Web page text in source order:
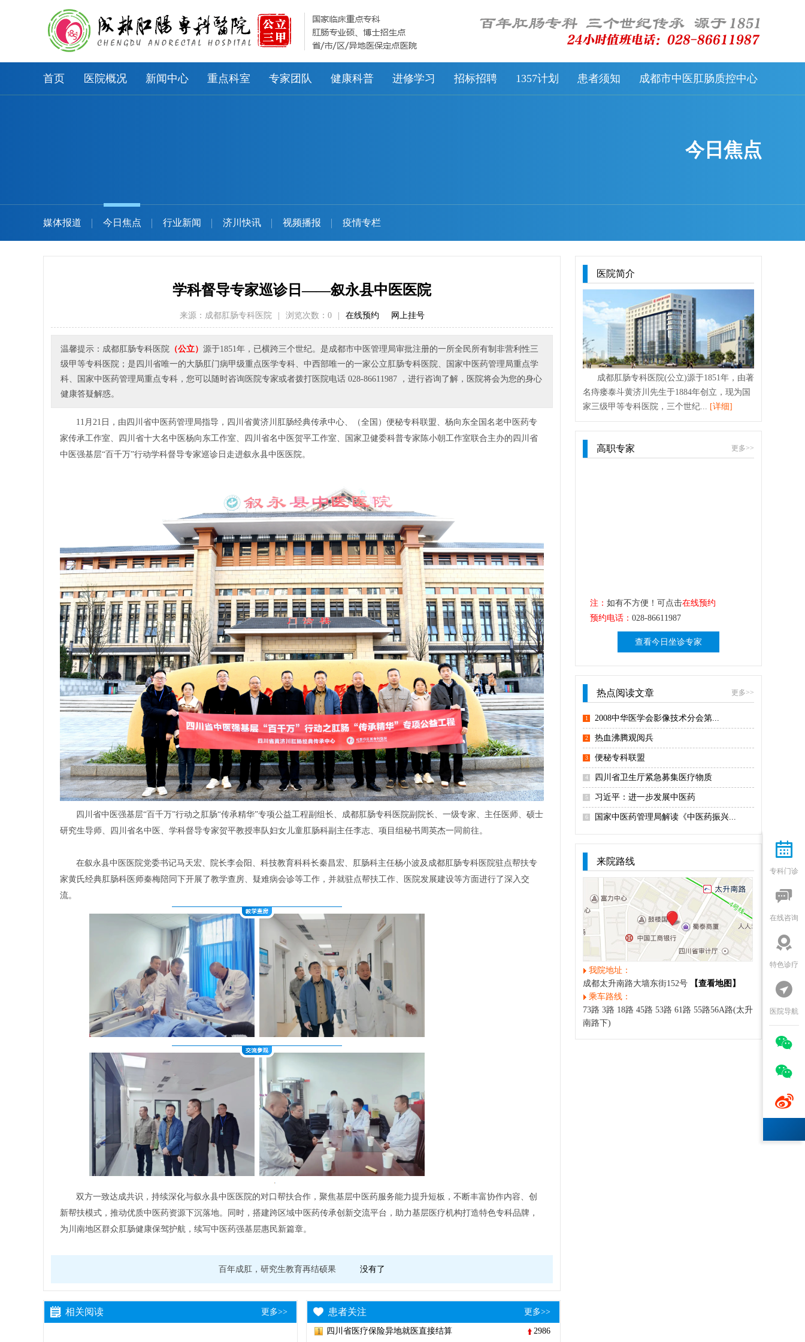
首页 医院概况 新闻中心 重点科室 专家团队 健康科普 进修学习 招标招聘 1357计划 患者须知 成都市中医肛肠质控中心
今日焦点
媒体报道 今日焦点 行业新闻 济川快讯 视频播报 疫情专栏
学科督导专家巡诊日——叙永县中医医院
来源：成都肛肠专科医院 浏览次数： 0 在线预约 网上挂号
温馨提示：成都肛肠专科医院 （公立） 源于1851年，已横跨三个世纪。是成都市中医管理局审批注册的一所全民所有制非营利性三
级甲等专科医院；是四川省唯一的大肠肛门病甲级重点医学专科、中西部唯一的一家公立肛肠专科医院、国家中医药管理局重点学
科、国家中医药管理局重点专科，您可以随时咨询医院专家或者拨打医院电话 028-86611987 ，进行咨询了解，医院将会为您的身心
健康答疑解惑。
11月21日，由四川省中医药管理局指导，四川省黄济川肛肠经典传承中心、（全国）便秘专科联盟、杨向东全国名老中医药专
家传承工作室、四川省十大名中医杨向东工作室、四川省名中医贺平工作室、国家卫健委科普专家陈小朝工作室联合主办的四川省
中医强基层“百千万”行动学科督导专家巡诊日走进叙永县中医医院。
四川省中医强基层“百千万”行动之肛肠“传承精华”专项公益工程副组长、成都肛肠专科医院副院长、一级专家、主任医师、硕士
研究生导师、四川省名中医、学科督导专家贺平教授率队妇女儿童肛肠科副主任李志、项目组秘书周英杰一同前往。
在叙永县中医医院党委书记马天宏、院长李会阳、科技教育科科长秦昌宏、肛肠科主任杨小波及成都肛肠专科医院驻点帮扶专
家黄氏经典肛肠科医师秦梅陪同下开展了教学查房、疑难病会诊等工作，并就驻点帮扶工作、医院发展建设等方面进行了深入交
流。
双方一致达成共识，持续深化与叙永县中医医院的对口帮扶合作，聚焦基层中医药服务能力提升短板，不断丰富协作内容、创
新帮扶模式，推动优质中医药资源下沉落地。同时，搭建跨区域中医药传承创新交流平台，助力基层医疗机构打造特色专科品牌，
为川南地区群众肛肠健康保驾护航，续写中医药强基层惠民新篇章。
百年成肛，研究生教育再结硕果 没有了
相关阅读 更多>> 患者关注 更多>>
1 四川省医疗保险异地就医直接结算 2986
医院简介
成都肛肠专科医院(公立)源于1851年，由著
名痔瘘泰斗黄济川先生于1884年创立，现为国
家三级甲等专科医院，三个世纪...
[详细]
高职专家 更多>>
注： 如有不方便！可点击在线预约
预约电话： 028-86611987
查看今日坐诊专家
热点阅读文章 更多>>
1 2008中华医学会影像技术分会第...
2 热血沸腾观阅兵
3 便秘专科联盟
4 四川省卫生厅紧急募集医疗物质
5 习近平：进一步发展中医药
6 国家中医药管理局解读《中医药振兴...
来院路线
我院地址：
成都太升南路大墙东街152号
【查看地图】
乘车路线：
73路 3路 18路 45路 53路 61路 55路56A路(太升
南路下)

专科门诊

在线咨询

特色诊疗

医院导航


